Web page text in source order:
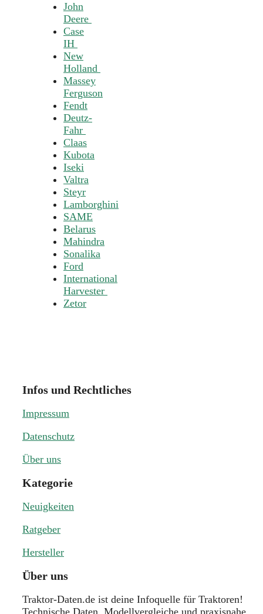
John
Deere
Case
IH
New
Holland
Massey
Ferguson
Fendt
Deutz-
Fahr
Claas
Kubota
Iseki
Valtra
Steyr
Lamborghini
SAME
Belarus
Mahindra
Sonalika
Ford
International
Harvester
Zetor
Infos und Rechtliches
Impressum
Datenschutz
Über uns
Kategorie
Neuigkeiten
Ratgeber
Hersteller
Über uns
Traktor-Daten.de ist deine Infoquelle für Traktoren!
Technische Daten, Modellvergleiche und praxisnahe